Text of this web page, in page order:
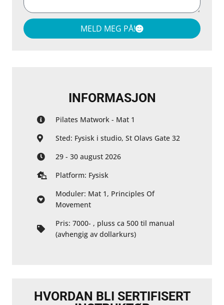
selv
MELD MEG PÅ!
INFORMASJON
Pilates Matwork - Mat 1
Sted: Fysisk i studio, St Olavs Gate 32
29 - 30 august 2026
Platform: Fysisk
Moduler: Mat 1, Principles Of
Movement
Pris: 7000- , pluss ca 500 til manual
(avhengig av dollarkurs)
HVORDAN BLI SERTIFISERT